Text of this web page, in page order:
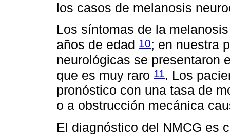
los casos de melanosis
Los síntomas de la
años de edad 10; en nuestra
neurológicas se presentaron
que es muy raro 11. Los
pronóstico con una tasa de
o a obstrucción mecánica
El diagnóstico del NMCG es